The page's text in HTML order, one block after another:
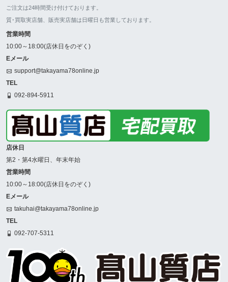
ご注文は24時間受け付けております。
質･買取実店舗、販売実店舗は日曜日も営業しております。
営業時間
10:00～18:00(店休日をのぞく)
Eメール
support@takayama78online.jp
TEL
092-894-5911
店休日
第2・第4水曜日、年末年始
営業時間
10:00～18:00(店休日をのぞく)
Eメール
takuhai@takayama78online.jp
TEL
092-707-5311